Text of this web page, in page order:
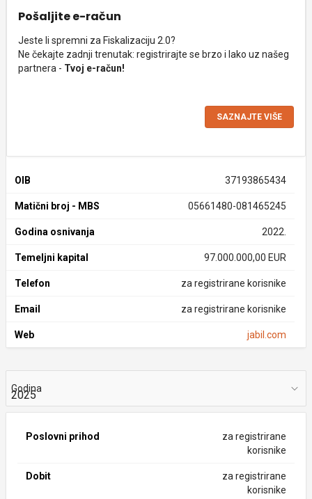
Pošaljite e-račun
Jeste li spremni za Fiskalizaciju 2.0?
Ne čekajte zadnji trenutak: registrirajte se brzo i lako uz našeg
partnera - Tvoj e-račun!
SAZNAJTE VIŠE
OIB 37193865434
Matični broj - MBS 05661480-081465245
Godina osnivanja 2022.
Temeljni kapital 97.000.000,00 EUR
Telefon za registrirane korisnike
Email za registrirane korisnike
Web jabil.com
Godina
Poslovni prihod
za registrirane
korisnike
Dobit
za registrirane
korisnike